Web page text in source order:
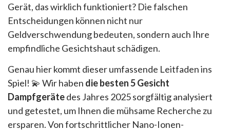
Gerät, das wirklich funktioniert? Die falschen
Entscheidungen können nicht nur
Geldverschwendung bedeuten, sondern auch Ihre
empfindliche Gesichtshaut schädigen.
Genau hier kommt dieser umfassende Leitfaden ins
Spiel! 💫 Wir haben die besten 5 Gesicht
Dampfgerätedes Jahres 2025 sorgfältig analysiert
und getestet, um Ihnen die mühsame Recherche zu
ersparen. Von fortschrittlicher Nano-Ionen-